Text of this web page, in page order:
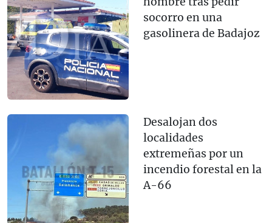
socorro en una
gasolinera de Badajoz
Desalojan dos
localidades
extremeñas por un
incendio forestal en la
A-66